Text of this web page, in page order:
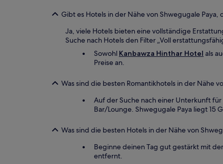
Gibt es Hotels in der Nähe von Shwegugale
Ja, viele Hotels bieten eine vollständige
Suche nach Hotels den Filter „Voll
Sowohl Kanbawza Hinthar Hotel als
Preise an.
Was sind die besten Romantikhotels in der Nähe
Auf der Suche nach einer Unterkunft
Bar/Lounge. Shwegugale Paya liegt 15
Was sind die besten Hotels in der Nähe von
Beginne deinen Tag gut gestärkt mit
entfernt.